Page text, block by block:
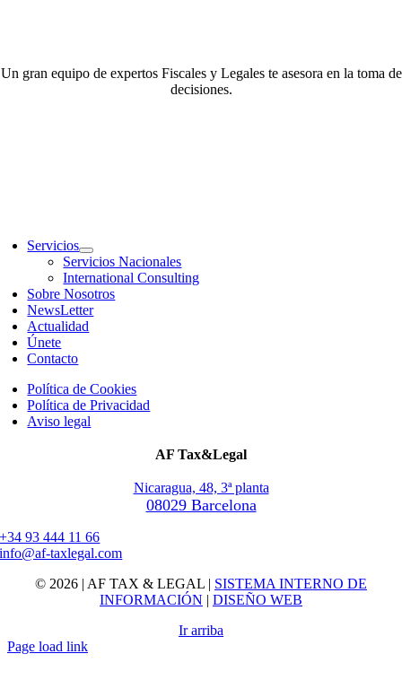
Un gran equipo de expertos Fiscales y Legales te asesora en la toma de
decisiones.
Servicios
Servicios Nacionales
International Consulting
Sobre Nosotros
NewsLetter
Actualidad
Únete
Contacto
Política de Cookies
Política de Privacidad
Aviso legal
AF Tax&Legal
Nicaragua, 48, 3ª planta
08029 Barcelona
+34 93 444 11 66
info@af-taxlegal.com
© 2026 | AF TAX & LEGAL | SISTEMA INTERNO DE
INFORMACIÓN | DISEÑO WEB
Ir arriba
Page load link